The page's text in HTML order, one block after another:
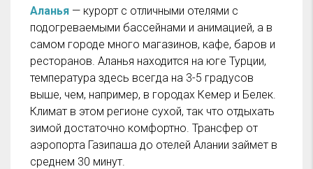
Аланья — курорт с отличными отелями с
подогреваемыми бассейнами и анимацией, а в
самом городе много магазинов, кафе, баров и
ресторанов. Аланья находится на юге Турции,
температура здесь всегда на 3-5 градусов
выше, чем, например, в городах Кемер и Белек.
Климат в этом регионе сухой, так что отдыхать
зимой достаточно комфортно. Трансфер от
аэропорта Газипаша до отелей Алании займет в
среднем 30 минут.